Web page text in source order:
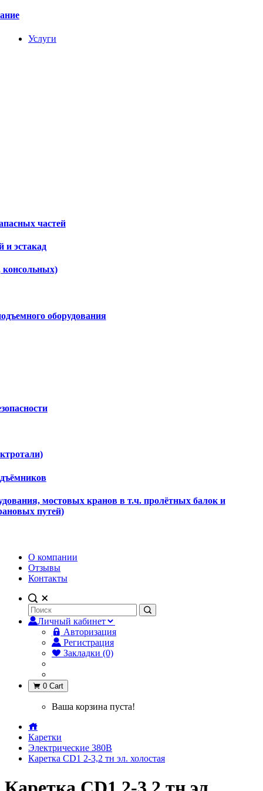
Услуги
частей
и эстакад
консольных)
оборудования
мостовых кранов в т.ч. пролётных балок и
путей)
О компании
Отзывы
Контакты
Личный кабинет
Авторизация
Регистрация
Закладки (0)
0 Cart
Ваша корзина пуста!
Каретки
Электрические 380В
Каретка CD1 2-3,2 тн эл. холостая